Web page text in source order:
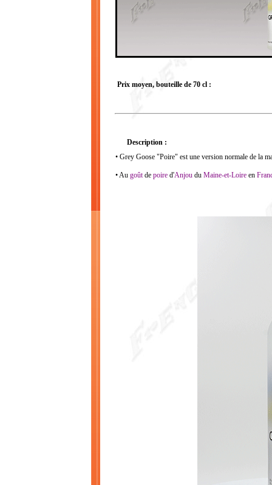
Prix moyen, bouteille de 70 cl :
Description :
• Grey Goose "Poire" est une version normale de la
• Au goûtde poire d'Anjou du Maine-et-Loire en